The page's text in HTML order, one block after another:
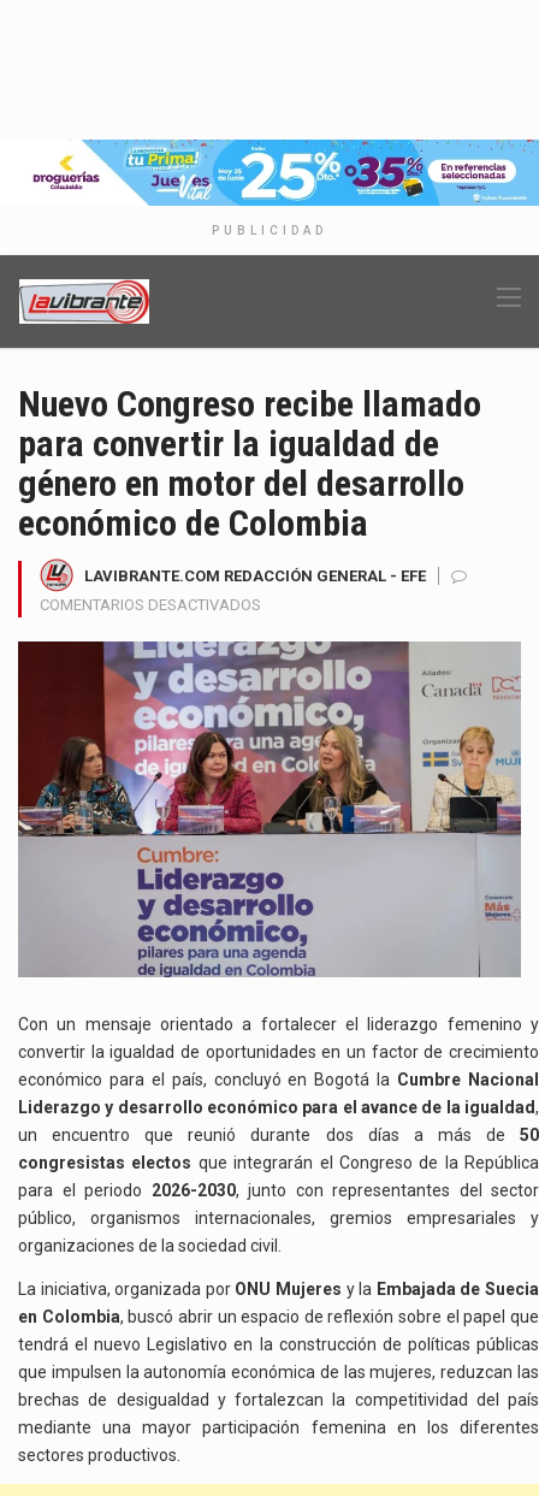
PUBLICIDAD
Nuevo Congreso recibe llamado
para convertir la igualdad de
género en motor del desarrollo
económico de Colombia
LAVIBRANTE.COM REDACCIÓN GENERAL - EFE
COMENTARIOS DESACTIVADOS
CONGRESO
RECIBE
LLAMADO
PARA
CONVERTIR
IGUALDAD
DE
EN
MOTOR
DEL
DESARROLLO
ECONÓMICO
COLOMBIA
Con un mensaje orientado a fortalecer el liderazgo femenino y
convertir la igualdad de oportunidades en un factor de crecimiento
económico para el país, concluyó en Bogotá la Cumbre Nacional
Liderazgo y desarrollo económico para el avance de la igualdad,
un encuentro que reunió durante dos días a más de 50
congresistas electos que integrarán el Congreso de la República
para el periodo 2026-2030, junto con representantes del sector
público, organismos internacionales, gremios empresariales y
organizaciones de la sociedad civil.
La iniciativa, organizada por ONU Mujeres y la Embajada de Suecia
en Colombia, buscó abrir un espacio de reflexión sobre el papel que
tendrá el nuevo Legislativo en la construcción de políticas públicas
que impulsen la autonomía económica de las mujeres, reduzcan las
brechas de desigualdad y fortalezcan la competitividad del país
mediante una mayor participación femenina en los diferentes
sectores productivos.